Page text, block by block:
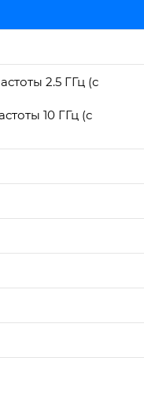
2.5 ГГц (с
10 ГГц (с